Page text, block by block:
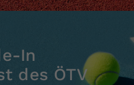
In
des ÖTV